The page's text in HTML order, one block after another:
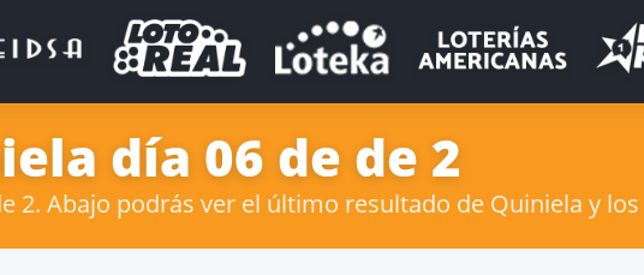
día 06 de de 2
2. Abajo podrás ver el último resultado de Quiniela y